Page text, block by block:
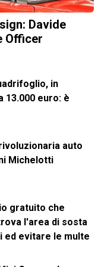
Davide
Officer
in
13.000 euro: è
auto
Michelotti
gratuito che
l'area di sosta
ed evitare le multe